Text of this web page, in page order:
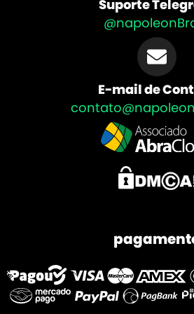
Suporte
E-mail de